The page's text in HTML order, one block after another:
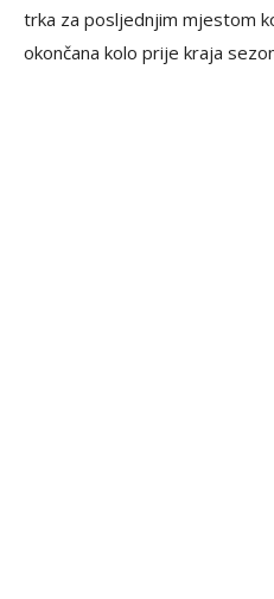
trka za posljednjim mjestom
okončana kolo prije kraja